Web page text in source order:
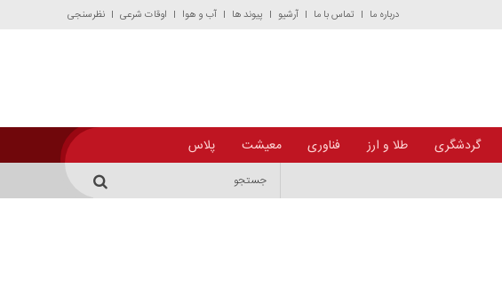
درباره ما تماس با ما آرشیو پیوند ها آب و هوا اوقات شرعی نظرسنجی
گردشگری طلا و ارز فناوری معیشت پلاس